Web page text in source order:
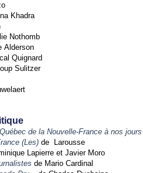
Khadra
Nothomb
Alderson
Quignard
Sulitzer
de la Nouvelle-France à nos jours
(Les) de Larousse
Lapierre et Javier Moro
de Mario Cardinal